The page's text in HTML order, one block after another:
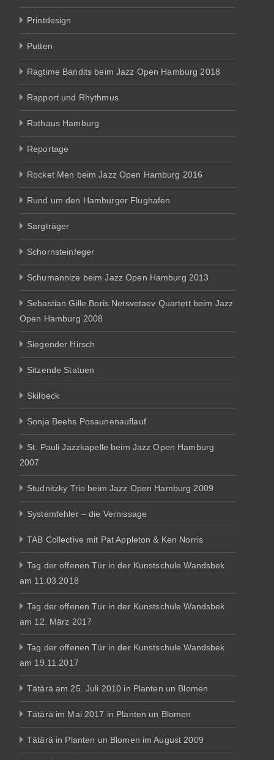
Printdesign
Putten
Ragtime Bandits beim Jazz Open Hamburg 2018
Rapport und Rhythmus
Rathaus Hamburg
Reportage
Rocket Men beim Jazz Open Hamburg 2016
Rund um den Hamburger Flughafen
Sargträger
Schornsteinfeger
Schumannize beim Jazz Open Hamburg 2013
Sebastian Gille Boris Netsvetaev Quartett beim Jazz
Open Hamburg 2008
Siegender Hirsch
Sitzende Statuen
Skilbeck
Sonja Beehs Posaunenauflauf
St. Pauli Jazzkapelle beim Jazz Open Hamburg
2007
Studnitzky Trio beim Jazz Open Hamburg 2009
Systemfehler – die Vernissage
TAB Collective mit Pat Appleton & Ken Norris
Tag der offenen Tür in der Kunstschule Wandsbek
am 11.03.2018
Tag der offenen Tür in der Kunstschule Wandsbek
am 12. März 2017
Tag der offenen Tür in der Kunstschule Wandsbek
am 19.11.2017
Tätärä am 25. Juli 2010 in Planten un Blomen
Tätärä im Mai 2017 in Planten un Blomen
Tätärä in Planten un Blomen im August 2009